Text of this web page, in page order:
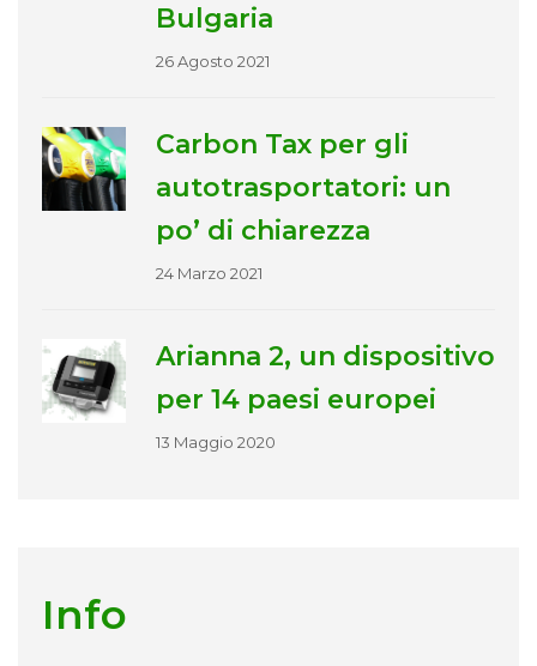
Bulgaria
26 Agosto 2021
Carbon Tax per gli
autotrasportatori: un
po’ di chiarezza
24 Marzo 2021
Arianna 2, un dispositivo
per 14 paesi europei
13 Maggio 2020
Info